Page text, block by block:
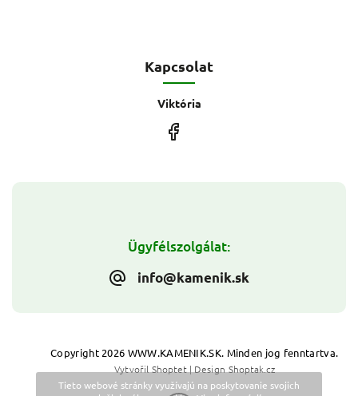
Tieto webové stránky využívajú na poskytovanie svojich
Ügyfélszolgálat:
info@kamenik.sk
Kapcsolat
Viktória
Copyright 2026 WWW.KAMENIK.SK. Minden jog fenntartva.
VytvořilShoptet| DesignShoptak.cz